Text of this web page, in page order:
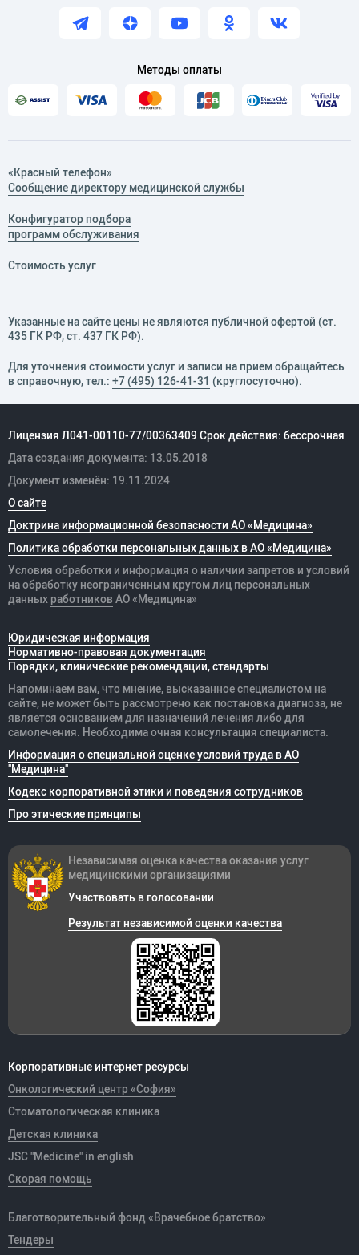
Методы оплаты
«Красный телефон»
Сообщение директору медицинской службы
Конфигуратор подбора
программ обслуживания
Стоимость услуг
Указанные на сайте цены не являются публичной офертой (ст.
435 ГК РФ, cт. 437 ГК РФ).
Для уточнения стоимости услуг и записи на прием обращайтесь
в справочную, тел.: +7 (495) 126-41-31 (круглосуточно).
Лицензия Л041-00110-77/00363409 Срок действия: бессрочная
Дата создания документа: 13.05.2018
Документ изменён: 19.11.2024
О сайте
Доктрина информационной безопасности АО «Медицина»
Политика обработки персональных данных в АО «Медицина»
Условия обработки и информация о наличии запретов и условий
на обработку неограниченным кругом лиц персональных
данных работников АО «Медицина»
Юридическая информация
Нормативно-правовая документация
Порядки, клинические рекомендации, стандарты
Напоминаем вам, что мнение, высказанное специалистом на
сайте, не может быть рассмотрено как постановка диагноза, не
является основанием для назначений лечения либо для
самолечения. Необходима очная консультация специалиста.
Информация о специальной оценке условий труда в АО
"Медицина"
Кодекс корпоративной этики и поведения сотрудников
Про этические принципы
Корпоративные интернет ресурсы
Онкологический центр «София»
Стоматологическая клиника
Детская клиника
JSC "Medicine" in english
Скорая помощь
Благотворительный фонд «Врачебное братство»
Тендеры
Независимая оценка качества оказания услуг
медицинскими организациями
Участвовать в голосовании
Результат независимой оценки качества